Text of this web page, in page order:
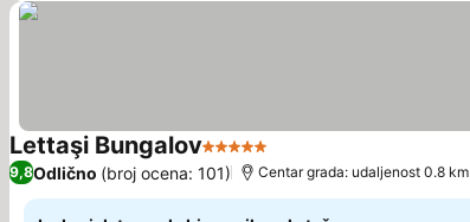
Lettaşi Bungalov5 Zvezdice
9,8Odlično (broj ocena: 101) Centar grada: udaljenost 0.8 km